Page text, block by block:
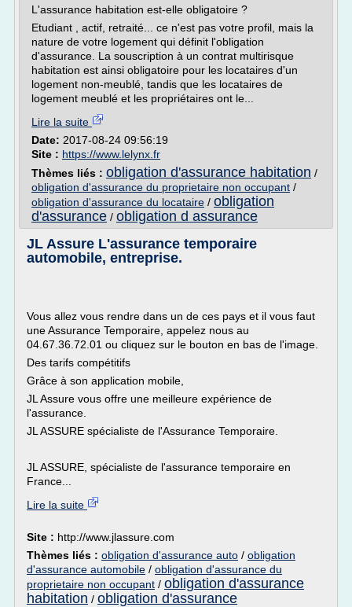
L'assurance habitation est-elle obligatoire ?
Etudiant , actif, retraité... ce n'est pas votre profil, mais la
nature de votre logement qui définit l'obligation
d'assurance. La souscription à un contrat multirisque
habitation est ainsi obligatoire pour les locataires d'un
logement non-meublé, tandis que les locataires de
logement meublé et les propriétaires ont le...
Lire la suite
Date: 2017-08-24 09:56:19
Site : https://www.lelynx.fr
Thèmes liés : obligation d'assurance habitation /
obligation d'assurance du proprietaire non occupant /
obligation d'assurance du locataire / obligation
d'assurance / obligation d assurance
JL Assure L'assurance temporaire
automobile, entreprise.
Vous allez vous rendre dans un de ces pays et il vous faut
une Assurance Temporaire, appelez nous au
04.67.36.72.01 ou cliquez sur le bouton en bas de l'image.
Des tarifs compétitifs
Grâce à son application mobile,
JL Assure vous offre une meilleure expérience de
l'assurance.
JL ASSURE spécialiste de l'Assurance Temporaire.
JL ASSURE, spécialiste de l'assurance temporaire en
France...
Lire la suite
Site : http://www.jlassure.com
Thèmes liés : obligation d'assurance auto / obligation
d'assurance automobile / obligation d'assurance du
proprietaire non occupant / obligation d'assurance
habitation / obligation d'assurance